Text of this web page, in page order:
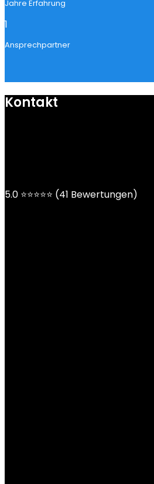
Jahre Erfahrung
1
Ansprechpartner
Kontakt
5.0 ⭐⭐⭐⭐⭐ (41 Bewertungen)